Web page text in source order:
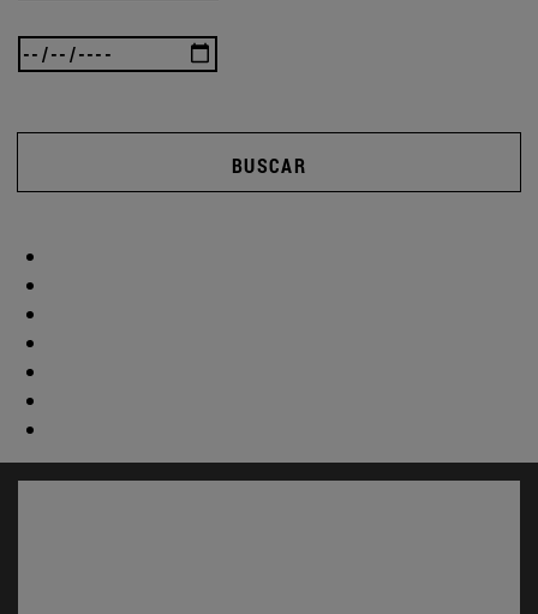
BUSCAR